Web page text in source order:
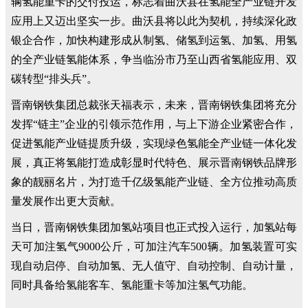
应用上又迈出坚实一步。曲沃县将以此为契机，持续深化政
银企合作，加快构建形成从制氢、储氢到运氢、加氢、用氢
的全产业链氢能体系，争当临汾市乃至山西省氢能应用、双
碳转型“排头兵”。
晋南钢铁集团总裁张天福表示，未来，晋南钢铁集团将充分
发挥“链主”企业的引领示范作用，与上下游企业紧密合作，
促进氢能产业链提质升级，实现绿色氢能全产业链一体化发
展，真正将氢能打造成彰显时代特色、展示晋南钢铁品牌形
象的靓丽名片，为打造千亿级氢能产业链、全方位推动高质
量发展作出更大贡献。
当日，晋南钢铁集团加氢站项目也正式投入运行，加氢站每
天可加注氢气9000公斤，可加注汽车500辆。加氢装置可实
现自动启停、自动加氢、无人值守、自动控制、自动计量，
同时具备给氢能客车、氢能重卡等加注氢气功能。